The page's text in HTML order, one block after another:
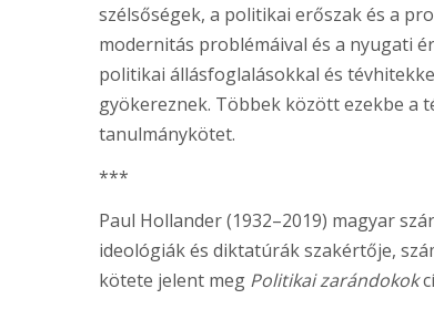
szélsőségek, a politikai erőszak és a
modernitás problémáival és a nyugati
politikai állásfoglalásokkal és
gyökereznek. Többek között ezekbe a
tanulmánykötet.
***
Paul Hollander (1932–2019) magyar
ideológiák és diktatúrák szakértője,
kötete jelent meg Politikai zarándokok